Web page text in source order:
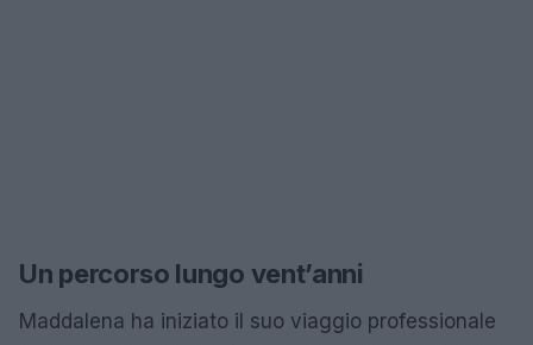
Un percorso lungo vent’anni
Maddalena ha iniziato il suo viaggio professionale